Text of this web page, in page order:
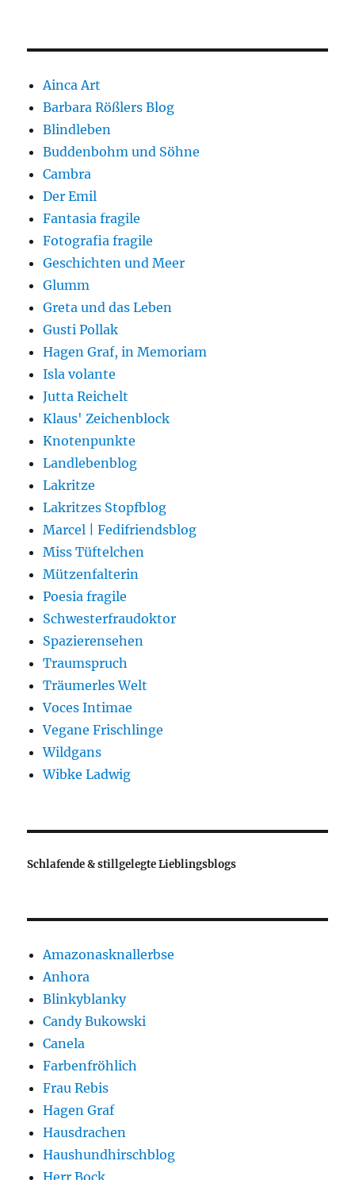
Ainca Art
Barbara Rößlers Blog
Blindleben
Buddenbohm und Söhne
Cambra
Der Emil
Fantasia fragile
Fotografia fragile
Geschichten und Meer
Glumm
Greta und das Leben
Gusti Pollak
Hagen Graf, in Memoriam
Isla volante
Jutta Reichelt
Klaus' Zeichenblock
Knotenpunkte
Landlebenblog
Lakritze
Lakritzes Stopfblog
Marcel | Fedifriendsblog
Miss Tüftelchen
Mützenfalterin
Poesia fragile
Schwesterfraudoktor
Spazierensehen
Traumspruch
Träumerles Welt
Voces Intimae
Vegane Frischlinge
Wildgans
Wibke Ladwig
Schlafende & stillgelegte Lieblingsblogs
Amazonasknallerbse
Anhora
Blinkyblanky
Candy Bukowski
Canela
Farbenfröhlich
Frau Rebis
Hagen Graf
Hausdrachen
Haushundhirschblog
Herr Bock